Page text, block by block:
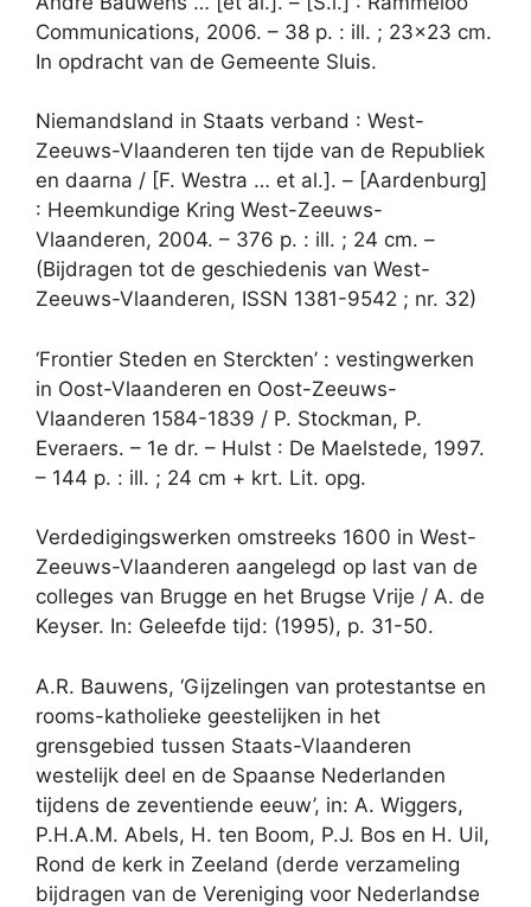
Communications, 2006. – 38 p. : ill. ; 23×23 cm.
In opdracht van de Gemeente Sluis.
Niemandsland in Staats verband : West-
Zeeuws-Vlaanderen ten tijde van de Republiek
en daarna / [F. Westra … et al.]. – [Aardenburg]
: Heemkundige Kring West-Zeeuws-
Vlaanderen, 2004. – 376 p. : ill. ; 24 cm. –
(Bijdragen tot de geschiedenis van West-
Zeeuws-Vlaanderen, ISSN 1381-9542 ; nr. 32)
‘Frontier Steden en Sterckten’ : vestingwerken
in Oost-Vlaanderen en Oost-Zeeuws-
Vlaanderen 1584-1839 / P. Stockman, P.
Everaers. – 1e dr. – Hulst : De Maelstede, 1997.
– 144 p. : ill. ; 24 cm + krt. Lit. opg.
Verdedigingswerken omstreeks 1600 in West-
Zeeuws-Vlaanderen aangelegd op last van de
colleges van Brugge en het Brugse Vrije / A. de
Keyser. In: Geleefde tijd: (1995), p. 31-50.
A.R. Bauwens, ‘Gijzelingen van protestantse en
rooms-katholieke geestelijken in het
grensgebied tussen Staats-Vlaanderen
westelijk deel en de Spaanse Nederlanden
tijdens de zeventiende eeuw’, in: A. Wiggers,
P.H.A.M. Abels, H. ten Boom, P.J. Bos en H. Uil,
Rond de kerk in Zeeland (derde verzameling
bijdragen van de Vereniging voor Nederlandse